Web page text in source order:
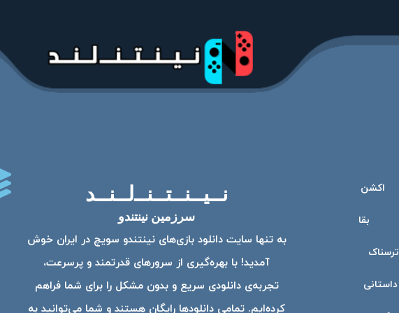
اکشن
بقا
ترسناک
داستانی
نــیــنــتــنــ‌لــنــد
سرزمین نینتندو
به تنها سایت دانلود بازی‌های نینتندو سویچ در ایران خوش
آمدید! با بهره‌گیری از سرورهای قدرتمند و پرسرعت،
تجربه‌ی دانلودی سریع و بدون مشکل را برای شما فراهم
کرده‌ایم. تمامی دانلودها رایگان هستند و شما می‌توانید به